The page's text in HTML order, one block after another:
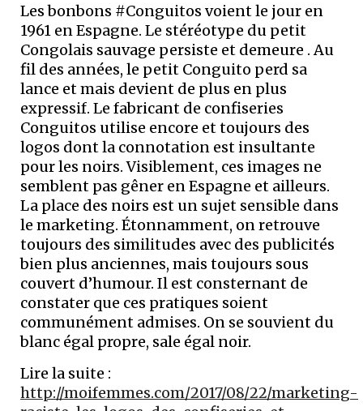
Les bonbons #Conguitos voient le jour en
1961 en Espagne. Le stéréotype du petit
Congolais sauvage persiste et demeure . Au
fil des années, le petit Conguito perd sa
lance et mais devient de plus en plus
expressif. Le fabricant de confiseries
Conguitos utilise encore et toujours des
logos dont la connotation est insultante
pour les noirs. Visiblement, ces images ne
semblent pas gêner en Espagne et ailleurs.
La place des noirs est un sujet sensible dans
le marketing. Étonnamment, on retrouve
toujours des similitudes avec des publicités
bien plus anciennes, mais toujours sous
couvert d’humour. Il est consternant de
constater que ces pratiques soient
communément admises. On se souvient du
blanc égal propre, sale égal noir.
Lire la suite :
http://moifemmes.com/2017/08/22/marketing-